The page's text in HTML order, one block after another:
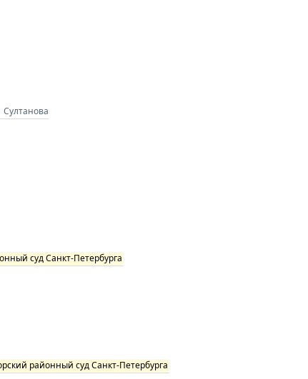
Султанова
суд Санкт-Петербурга
районный суд Санкт-Петербурга